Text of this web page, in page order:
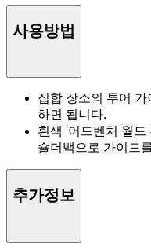
사용방법
집합 장소의 투어
하면 됩니다.
흰색 '어드벤처 월드
숄더백으로 가이드
추가정보